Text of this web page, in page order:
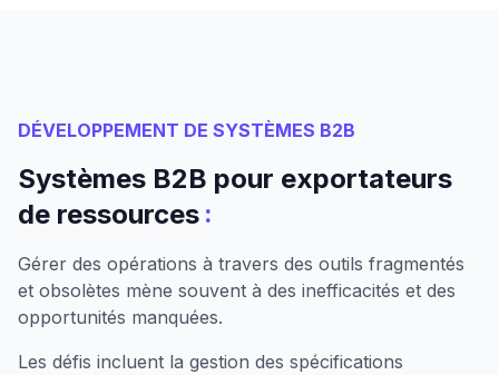
DÉVELOPPEMENT DE SYSTÈMES B2B
Systèmes B2B pour exportateurs
de ressources :
Gérer des opérations à travers des outils fragmentés
et obsolètes mène souvent à des inefficacités et des
opportunités manquées.
Les défis incluent la gestion des spécifications